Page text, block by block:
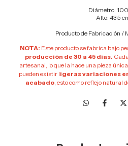
Diámetro:
Alto: 43.5
Producto de Fabricación /
NOTA: Este producto se fabrica bajo
producción de 30 a 45 días.
artesanal, lo que la hace una pieza
pueden existir ligeras variaciones
acabado, esto como reflejo natural